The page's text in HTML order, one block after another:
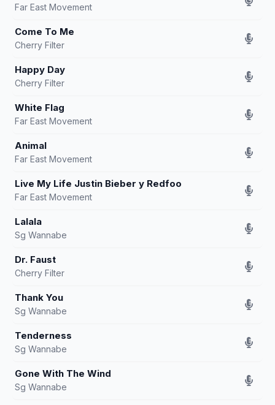
Far East Movement
Come To Me
Cherry Filter
Happy Day
Cherry Filter
White Flag
Far East Movement
Animal
Far East Movement
Live My Life Justin Bieber y Redfoo
Far East Movement
Lalala
Sg Wannabe
Dr. Faust
Cherry Filter
Thank You
Sg Wannabe
Tenderness
Sg Wannabe
Gone With The Wind
Sg Wannabe